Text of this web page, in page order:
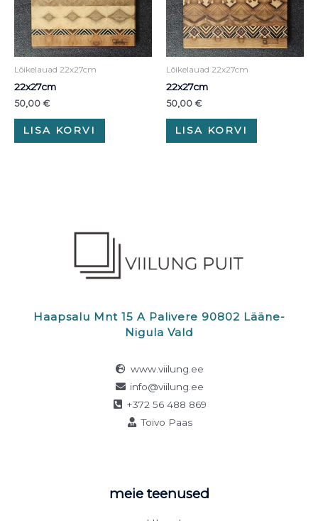
Lõikelauad 22x27cm
22x27cm
50,00 €
LISA KORVI
Lõikelauad 22x27cm
22x27cm
50,00 €
LISA KORVI
Haapsalu Mnt 15 A Palivere 90802 Lääne-
Nigula Vald
www.viilung.ee
info@viilung.ee
+372 56 488 869
Toivo Paas
meie teenused